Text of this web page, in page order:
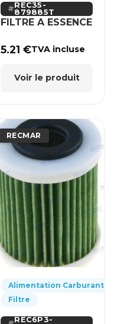
REC35-
879885T
FILTRE A ESSENCE
5.21€TVA incluse
Voir le produit
RECMAR
Alimentation Carburant
Filtre
REC6P3-